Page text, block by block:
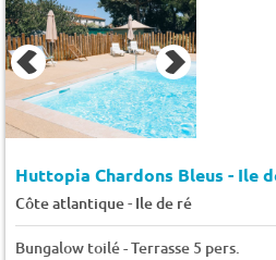
Huttopia Chardons Bleus - Ile
Côte atlantique- Ile de ré
Bungalow toilé - Terrasse 5 pers.